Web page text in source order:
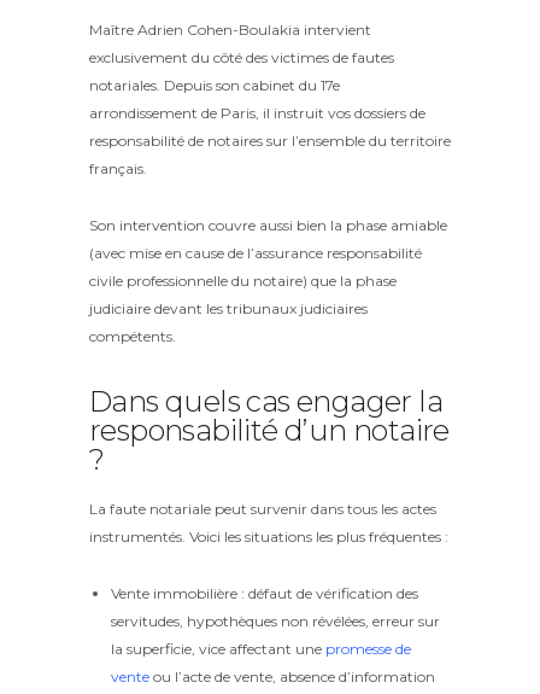
Maître Adrien Cohen-Boulakia intervient
exclusivement du côté des victimes de fautes
notariales. Depuis son cabinet du 17e
arrondissement de Paris, il instruit vos dossiers de
responsabilité de notaires sur l’ensemble du territoire
français.
Son intervention couvre aussi bien la phase amiable
(avec mise en cause de l’assurance responsabilité
civile professionnelle du notaire) que la phase
judiciaire devant les tribunaux judiciaires
compétents.
Dans quels cas engager la
responsabilité d’un notaire
?
La faute notariale peut survenir dans tous les actes
instrumentés. Voici les situations les plus fréquentes :
Vente immobilière : défaut de vérification des
servitudes, hypothèques non révélées, erreur sur
la superficie, vice affectant une promesse de
vente ou l’acte de vente, absence d’information